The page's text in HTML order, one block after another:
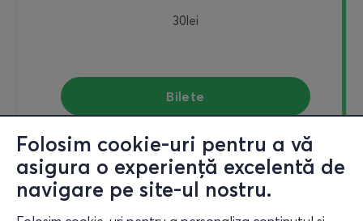
Folosim cookie-uri pentru a vă
asigura o experiență excelentă de
navigare pe site-ul nostru.
30lei
Bilete
dum., 6.9